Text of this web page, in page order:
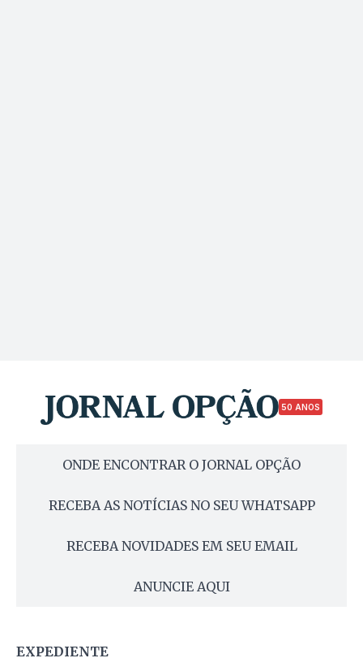
50 ANOS
ONDE ENCONTRAR O JORNAL OPÇÃO
RECEBA AS NOTÍCIAS NO SEU WHATSAPP
RECEBA NOVIDADES EM SEU EMAIL
ANUNCIE AQUI
EXPEDIENTE